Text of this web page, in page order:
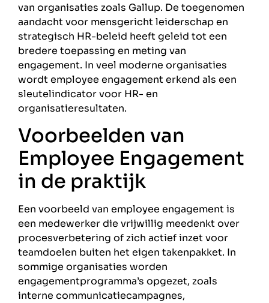
van organisaties zoals Gallup. De toegenomen
aandacht voor mensgericht leiderschap en
strategisch HR-beleid heeft geleid tot een
bredere toepassing en meting van
engagement. In veel moderne organisaties
wordt employee engagement erkend als een
sleutelindicator voor HR- en
organisatieresultaten.
Voorbeelden van
Employee Engagement
in de praktijk
Een voorbeeld van employee engagement is
een medewerker die vrijwillig meedenkt over
procesverbetering of zich actief inzet voor
teamdoelen buiten het eigen takenpakket. In
sommige organisaties worden
engagementprogramma’s opgezet, zoals
interne communicatiecampagnes,